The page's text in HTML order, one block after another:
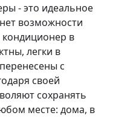
- это идеальное
возможности
в
легки в
с
своей
сохранять
месте: дома, в